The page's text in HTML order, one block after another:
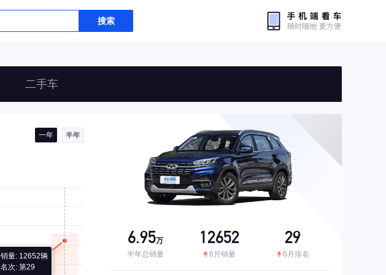
搜索
二手车
一年 半年
销量: 12652辆
名次: 第29
6.95万
半年总销量
12652
6月销量
29
6月排名